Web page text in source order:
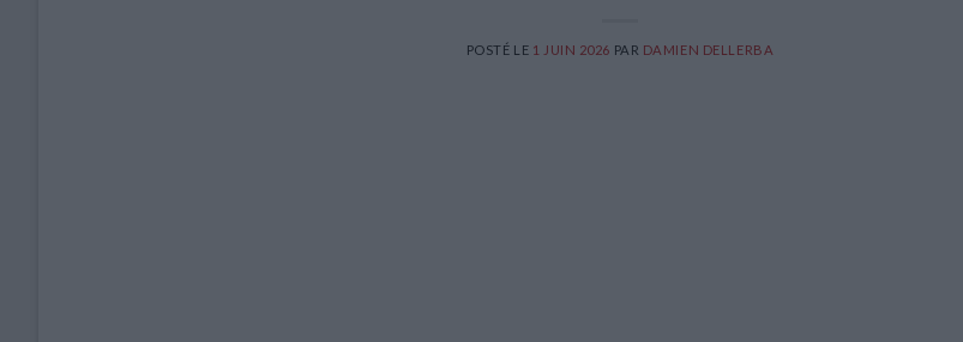
POSTÉ LE 1 JUIN 2026 PAR DAMIEN DELLERBA